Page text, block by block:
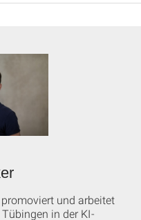
und arbeitet
in der KI-